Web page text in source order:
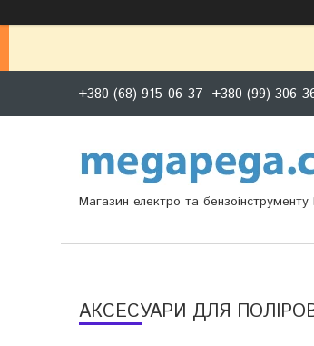
+380 (68) 915-06-37 +380 (99) 306-
Магазин електро та
АКСЕСУАРИ ДЛЯ